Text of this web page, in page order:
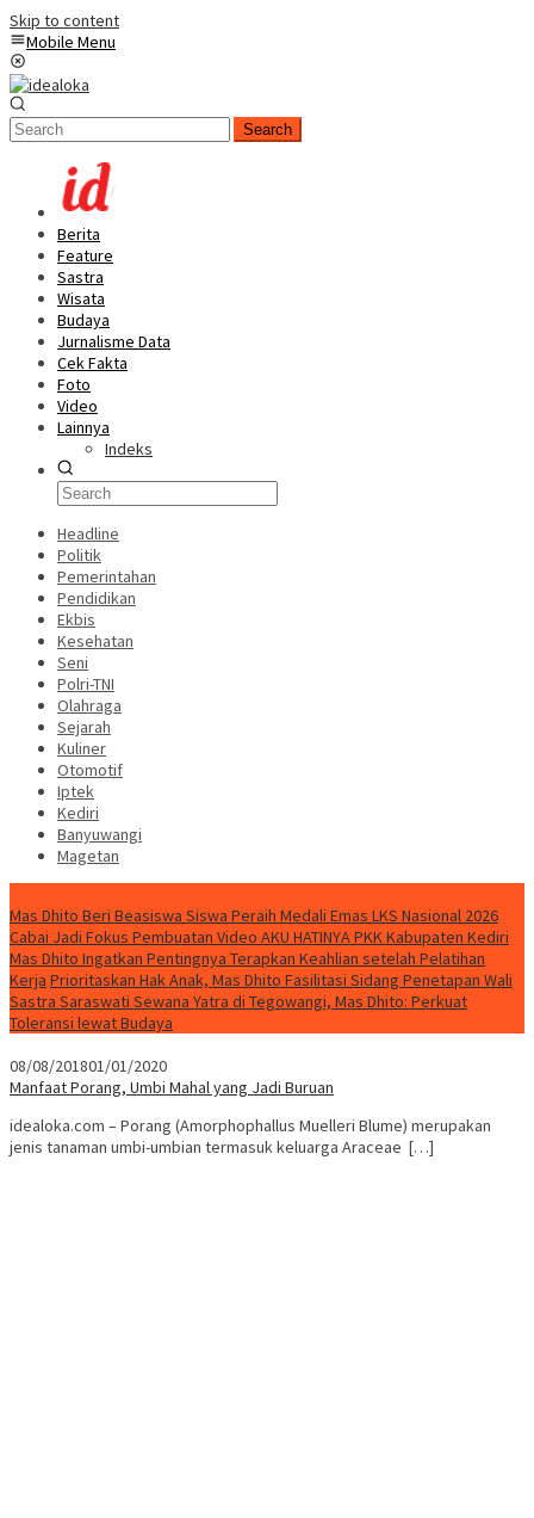
Skip to content
Mobile Menu
Search
Berita
Feature
Sastra
Wisata
Budaya
Jurnalisme Data
Cek Fakta
Foto
Video
Lainnya
Indeks
Headline
Politik
Pemerintahan
Pendidikan
Ekbis
Kesehatan
Seni
Polri-TNI
Olahraga
Sejarah
Kuliner
Otomotif
Iptek
Kediri
Banyuwangi
Magetan
Mas Dhito Beri Beasiswa Siswa Peraih Medali Emas LKS Nasional 2026
Cabai Jadi Fokus Pembuatan Video AKU HATINYA PKK Kabupaten Kediri
Mas Dhito Ingatkan Pentingnya Terapkan Keahlian setelah Pelatihan
Kerja Prioritaskan Hak Anak, Mas Dhito Fasilitasi Sidang Penetapan Wali
Sastra Saraswati Sewana Yatra di Tegowangi, Mas Dhito: Perkuat
Toleransi lewat Budaya
08/08/201801/01/2020
Manfaat Porang, Umbi Mahal yang Jadi Buruan
idealoka.com – Porang (Amorphophallus Muelleri Blume) merupakan
jenis tanaman umbi-umbian termasuk keluarga Araceae […]